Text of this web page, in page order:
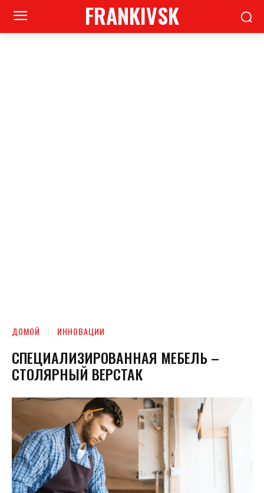
FRANKIVSK
ДОМОЙ ИННОВАЦИИ
СПЕЦИАЛИЗИРОВАННАЯ МЕБЕЛЬ –
СТОЛЯРНЫЙ ВЕРСТАК